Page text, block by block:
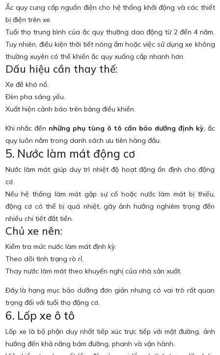
Ắc quy cung cấp nguồn điện cho hệ thống khởi động và các thiết
bị điện trên xe.
Tuổi thọ trung bình của ắc quy thường dao động từ 2 đến 4 năm.
Tuy nhiên, điều kiện thời tiết nóng ẩm hoặc việc sử dụng xe không
thường xuyên có thể khiến ắc quy xuống cấp nhanh hơn.
Dấu hiệu cần thay thế:
Xe đề khó nổ.
Đèn pha sáng yếu.
Xuất hiện cảnh báo trên bảng điều khiển.
Khi nhắc đến những phụ tùng ô tô cần bảo dưỡng định kỳ, ắc
quy luôn nằm trong danh sách ưu tiên hàng đầu.
5. Nước làm mát động cơ
Nước làm mát giúp duy trì nhiệt độ hoạt động ổn định cho động
cơ.
Nếu hệ thống làm mát gặp sự cố hoặc nước làm mát bị thiếu,
động cơ có thể bị quá nhiệt, gây ảnh hưởng nghiêm trọng đến
nhiều chi tiết đắt tiền.
Chủ xe nên:
Kiểm tra mức nước làm mát định kỳ.
Theo dõi tình trạng rò rỉ.
Thay nước làm mát theo khuyến nghị của nhà sản xuất.
Đây là hạng mục bảo dưỡng đơn giản nhưng có vai trò rất quan
trọng đối với tuổi thọ động cơ.
6. Lốp xe ô tô
Lốp xe là bộ phận duy nhất tiếp xúc trực tiếp với mặt đường, ảnh
hưởng đến khả năng bám đường, phanh và vận hành.